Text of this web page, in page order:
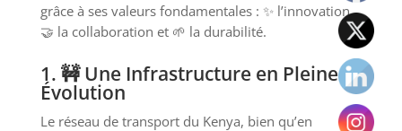
grâce à ses valeurs fondamentales : ✨ l’innovation,
🤝 la collaboration et 🌱 la durabilité.
1. 🚧 Une Infrastructure en Pleine
Évolution
Le réseau de transport du Kenya, bien qu’en